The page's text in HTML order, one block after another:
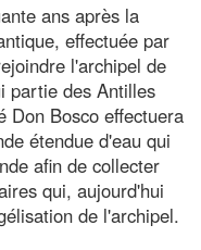
ans après la
effectuée par
l'archipel de
partie des Antilles
Don Bosco effectuera
étendue d'eau qui
afin de collecter
qui, aujourd'hui
de l'archipel.